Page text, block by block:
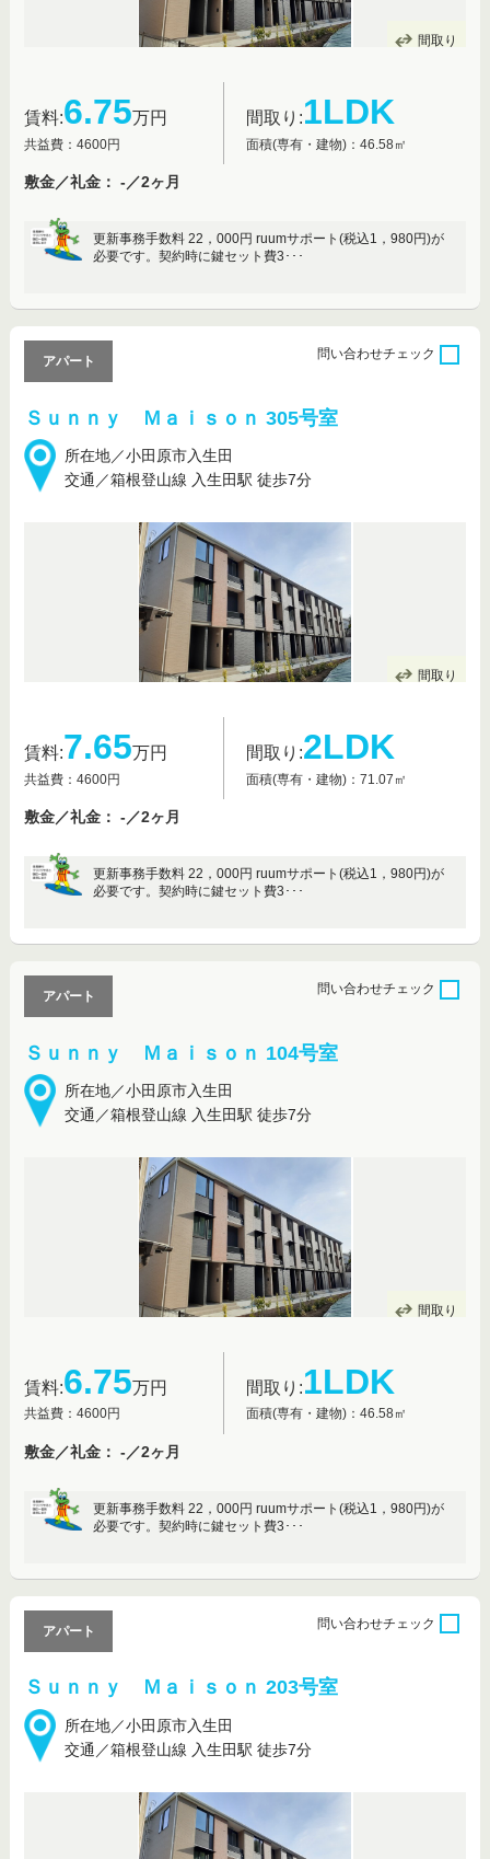
間取り
賃料:6.75万円
共益費：4600円
間取り:1LDK
面積(専有・建物)：46.58㎡
敷金／礼金： -／2ヶ月
更新事務手数料 22，000円 ruumサポート(税込1，980円)が
必要です。契約時に鍵セット費3･･･
Ｓｕｎｎｙ Ｍａｉｓｏｎ 305号室
所在地／小田原市入生田
交通／箱根登山線 入生田駅 徒歩7分
アパート
問い合わせチェック
間取り
賃料:7.65万円
共益費：4600円
間取り:2LDK
面積(専有・建物)：71.07㎡
敷金／礼金： -／2ヶ月
更新事務手数料 22，000円 ruumサポート(税込1，980円)が
必要です。契約時に鍵セット費3･･･
Ｓｕｎｎｙ Ｍａｉｓｏｎ 104号室
所在地／小田原市入生田
交通／箱根登山線 入生田駅 徒歩7分
アパート
問い合わせチェック
間取り
賃料:6.75万円
共益費：4600円
間取り:1LDK
面積(専有・建物)：46.58㎡
敷金／礼金： -／2ヶ月
更新事務手数料 22，000円 ruumサポート(税込1，980円)が
必要です。契約時に鍵セット費3･･･
Ｓｕｎｎｙ Ｍａｉｓｏｎ 203号室
所在地／小田原市入生田
交通／箱根登山線 入生田駅 徒歩7分
アパート
問い合わせチェック